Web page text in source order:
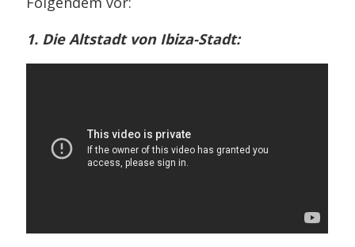
1. Die Altstadt von Ibiza-Stadt: